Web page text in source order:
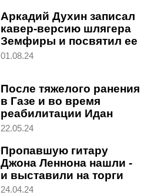
Аркадий Духин записал
кавер-версию шлягера
Земфиры и посвятил ее
дозорным ЦАХАЛа
01.08.24
После тяжелого ранения
в Газе и во время
реабилитации Идан
Амеди записывает
22.05.24
Пропавшую гитару
Джона Леннона нашли -
и выставили на торги
24.04.24